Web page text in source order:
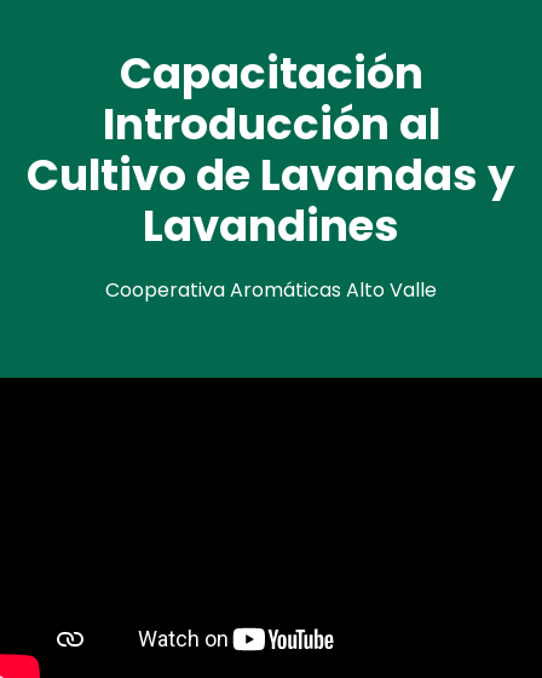
Capacitación
Introducción al
Cultivo de Lavandas y
Lavandines
Cooperativa Aromáticas Alto Valle